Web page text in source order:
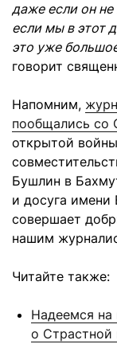
даже если он не
если мы в этот
это уже
говорит
Напомним,
пообщались со
открытой
Бушлин в
и досуга имени
совершает
нашим
Читайте также:
Надеемся на
о Страстной